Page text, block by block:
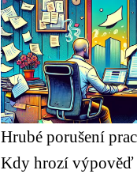
Hrubé porušení
Kdy hrozí výpověď